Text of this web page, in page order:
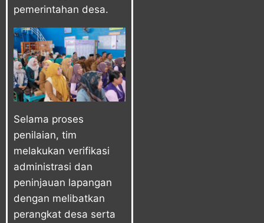
pemerintahan desa.
Selama proses
penilaian, tim
melakukan verifikasi
administrasi dan
peninjauan lapangan
dengan melibatkan
perangkat desa serta